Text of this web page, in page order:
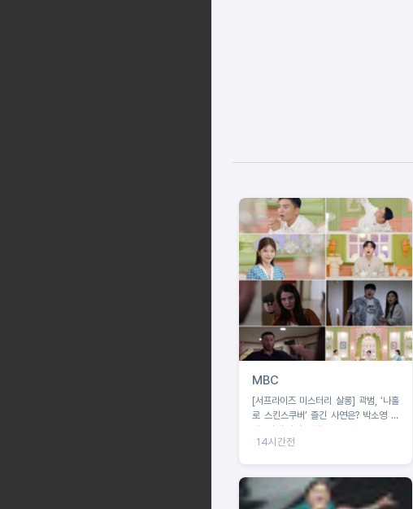
MBC
[서프라이즈 미스터리 살롱] 곽범, ‘나홀
로 스킨스쿠버’ 즐긴 사연은? 박소영 아
나 “절대 이해 못해!”
14시간전